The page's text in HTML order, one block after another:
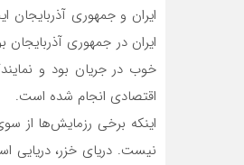
ایران و جمهوری
ایران در جمهوری
خوب در جریان بود و
اقتصادی انجام شده است.
اینکه برخی رزمایش‌ها از
نیست. دریای خزر، دریایی